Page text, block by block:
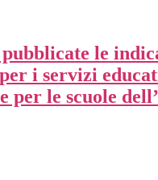
le
i servizi
per le scuole